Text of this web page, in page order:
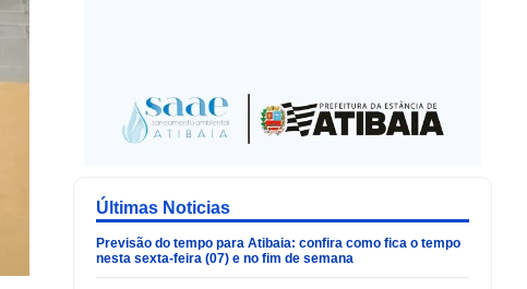
Últimas Noticias
Previsão do tempo para Atibaia: confira como fica o tempo
nesta sexta-feira (07) e no fim de semana